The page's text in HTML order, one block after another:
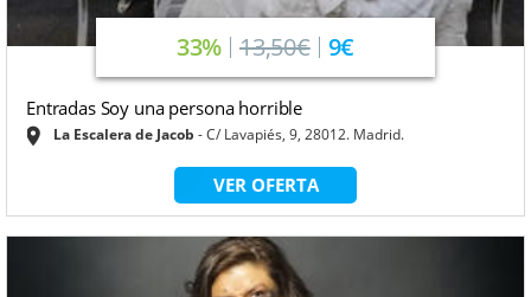
33% 13,50€ 9€
Entradas Soy una persona horrible
La Escalera de Jacob C/ Lavapiés, 9, 28012. Madrid.
VER OFERTA